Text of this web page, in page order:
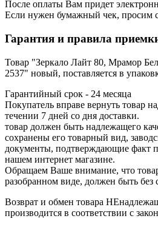
После оплаты Вам придет
Если нужен бумажный чек, просим
Гарантия и правила
Товар "Зеркало Лайт 80, Мрамор
2537" новый, поставляется в
Гарантийный срок - 24 месяца
Покупатель вправе вернуть товар
течении 7 дней со дня доставки.
товар должен быть надлежащего
сохранены его товарный вид,
документы, подтверждающие факт
нашем интернет магазине.
Обращаем Ваше внимание, что
разобранном виде, должен быть без
Возврат и обмен товара
производится в соответствии с